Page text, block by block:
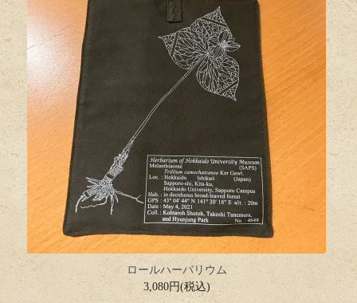
ロールハーバリウム
3,080円(税込)